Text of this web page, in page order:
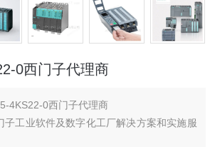
0西门子代理商
4KS22-0西门子代理商
子工业软件及数字化工厂解决方案和实施服